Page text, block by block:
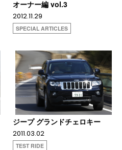
オーナー編 vol.3
2012.11.29
SPECIAL ARTICLES
ジープ グランドチェロキー
2011.03.02
TEST RIDE